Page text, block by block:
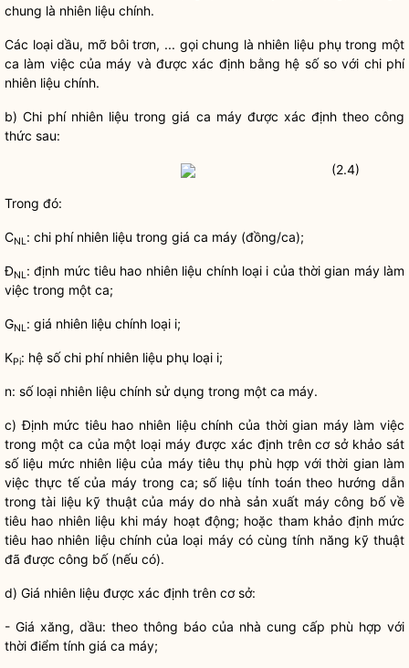
chung là nhiên liệu chính.
Các loại dầu, mỡ bôi trơn, ... gọi chung là nhiên liệu phụ trong một
ca làm việc của máy và được xác định bằng hệ số so với chi phí
nhiên liệu chính.
b)Chi phínhiên liệu trong giá ca máy được xác định theo công
thức sau:
(2.4)
Trong đó:
CNL: chi phínhiên liệu trong giá ca máy (đồng/ca);
ĐNL: định mức tiêu hao nhiên liệu chính loại i của thời gian máy làm
việc trong một ca;
GNL: giá nhiên liệu chính loại i;
KPi: hệ sốchi phínhiên liệu phụ loại i;
n: số loại nhiên liệu chính sử dụng trong một ca máy.
c) Định mức tiêu hao nhiên liệu chính của thời gian máy làm việc
trong một ca của một loại máy được xác định trên cơ sở khảo sát
số liệu mức nhiên liệu của máy tiêu thụ phù hợp với thời gian làm
việc thực tế của máy trong ca; số liệu tính toán theo hướng dẫn
trong tài liệu kỹ thuật của máy do nhà sản xuất máy công bố về
tiêu hao nhiên liệu khi máy hoạt động; hoặc tham khảo định mức
tiêu hao nhiên liệu chính của loại máy có cùng tính năng kỹ thuật
đã được công bố (nếu có).
d) Giá nhiên liệu được xác định trên cơ sở:
- Giá xăng, dầu: theo thông báo của nhà cung cấp phù hợp với
thời điểm tính giá ca máy;